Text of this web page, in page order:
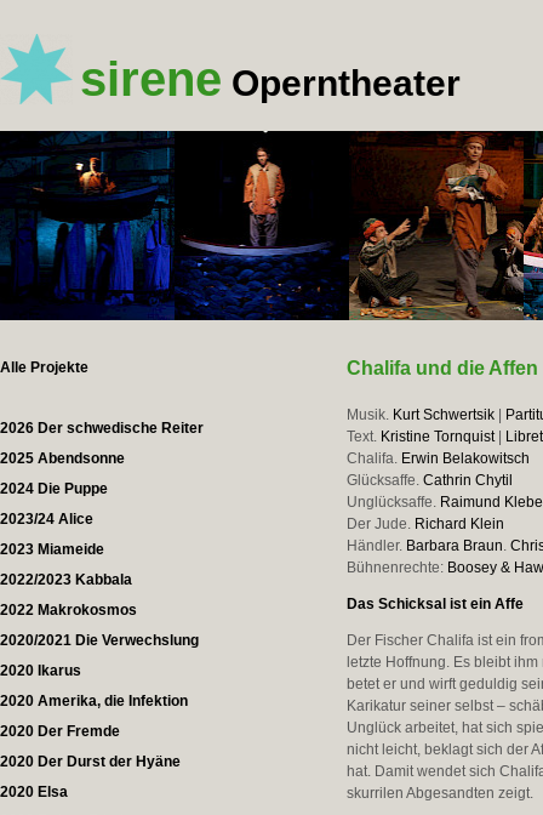
sirene Operntheater
Alle Projekte
2026 Der schwedische Reiter
2025 Abendsonne
2024 Die Puppe
2023/24 Alice
2023 Miameide
2022/2023 Kabbala
2022 Makrokosmos
2020/2021 Die Verwechslung
2020 Ikarus
2020 Amerika, die Infektion
2020 Der Fremde
2020 Der Durst der Hyäne
2020 Elsa
Chalifa und die Affen
Musik. Kurt Schwertsik
Text. Kristine Tornquist|
Chalifa. Erwin Belakowitsch
Glücksaffe.Cathrin Chytil
Unglücksaffe. Raimund
Der Jude. Richard Klein
Händler. Barbara Braun.
Bühnenrechte: Boosey &
Das Schicksal ist ein Affe
Der Fischer Chalifa ist ein
letzte Hoffnung. Es bleibt
betet er und wirft geduldig
Karikatur seiner selbst –
Unglück arbeitet, hat sich
nicht leicht, beklagt sich der
hat. Damit wendet sich
skurrilen Abgesandten zeigt.